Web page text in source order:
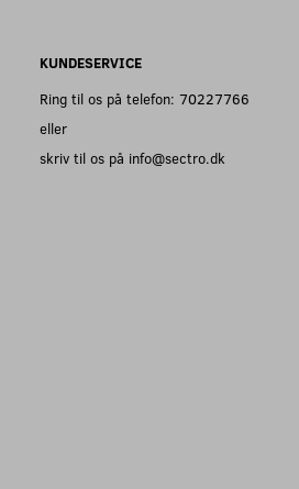
KUNDESERVICE
Ring til os på telefon: 70227766
eller
skriv til os på info@sectro.dk